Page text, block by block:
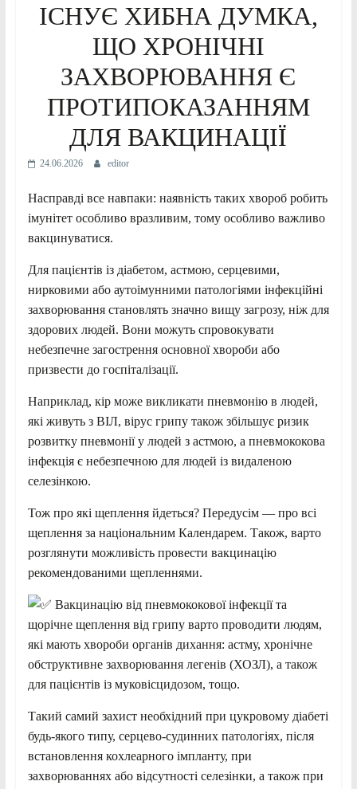
ІСНУЄ ХИБНА ДУМКА,
ЩО ХРОНІЧНІ
ЗАХВОРЮВАННЯ Є
ПРОТИПОКАЗАННЯМ
ДЛЯ ВАКЦИНАЦІЇ
24.06.2026 editor
Насправді все навпаки: наявність таких хвороб робить
імунітет особливо вразливим, тому особливо важливо
вакцинуватися.
Для пацієнтів із діабетом, астмою, серцевими,
нирковими або аутоімунними патологіями інфекційні
захворювання становлять значно вищу загрозу, ніж для
здорових людей. Вони можуть спровокувати
небезпечне загострення основної хвороби або
призвести до госпіталізації.
Наприклад, кір може викликати пневмонію в людей,
які живуть з ВІЛ, вірус грипу також збільшує ризик
розвитку пневмонії у людей з астмою, а пневмококова
інфекція є небезпечною для людей із видаленою
селезінкою.
Тож про які щеплення йдеться? Передусім — про всі
щеплення за національним Календарем. Також, варто
розглянути можливість провести вакцинацію
рекомендованими щепленнями.
Вакцинацію від пневмококової інфекції та
щорічне щеплення від грипу варто проводити людям,
які мають хвороби органів дихання: астму, хронічне
обструктивне захворювання легенів (ХОЗЛ), а також
для пацієнтів із муковісцидозом, тощо.
Такий самий захист необхідний при цукровому діабеті
будь-якого типу, серцево-судинних патологіях, після
встановлення кохлеарного імпланту, при
захворюваннях або відсутності селезінки, а також при